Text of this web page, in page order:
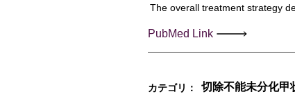
The overall treatment strategy
PubMed Link
カテゴリ： 切除不能未分化甲